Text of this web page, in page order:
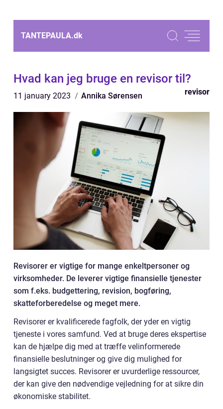
TANTEPAULA.dk
Hvad kan jeg bruge en revisor til?
11 january 2023 Annika Sørensen revisor
Revisorer er vigtige for mange enkeltpersoner og
virksomheder. De leverer vigtige finansielle tjenester
som f.eks. budgettering, revision, bogføring,
skatteforberedelse og meget mere.
Revisorer er kvalificerede fagfolk, der yder en vigtig
tjeneste i vores samfund. Ved at bruge deres ekspertise
kan de hjælpe dig med at træffe velinformerede
finansielle beslutninger og give dig mulighed for
langsigtet succes. Revisorer er uvurderlige ressourcer,
der kan give den nødvendige vejledning for at sikre din
økonomiske stabilitet.